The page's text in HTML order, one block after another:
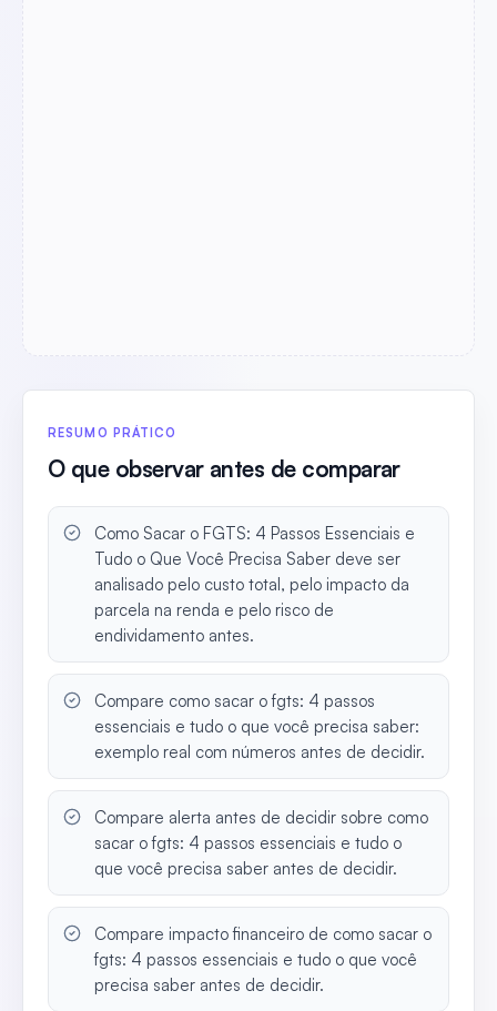
RESUMO PRÁTICO
O que observar antes de comparar
Como Sacar o FGTS: 4 Passos Essenciais e
Tudo o Que Você Precisa Saber deve ser
analisado pelo custo total, pelo impacto da
parcela na renda e pelo risco de
endividamento antes.
Compare como sacar o fgts: 4 passos
essenciais e tudo o que você precisa saber:
exemplo real com números antes de decidir.
Compare alerta antes de decidir sobre como
sacar o fgts: 4 passos essenciais e tudo o
que você precisa saber antes de decidir.
Compare impacto financeiro de como sacar o
fgts: 4 passos essenciais e tudo o que você
precisa saber antes de decidir.